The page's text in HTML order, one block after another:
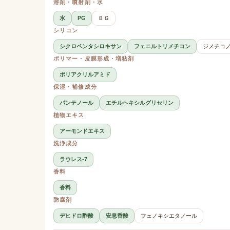
溶剤・噴射剤・水
水 PG
ＢＧ
シリコン
シクロペンタシロキサン フェニルトリメチコン
ジメチコ
ポリマー・皮膜形成・増粘剤
ポリアクリルアミド
保湿・補修成分
パンテノール
エチルヘキシルグリセリン
植物エキス
アーモンドエキス
洗浄成分
ラウレス-7
香料
香料
防腐剤
デヒドロ酢酸 安息香酸 フェノキシエタノール